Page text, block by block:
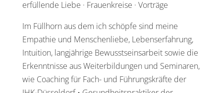
erfüllende Liebe · Frauenkreise · Vorträge
Im Füllhorn aus dem ich schöpfe sind meine
Empathie und Menschenliebe, Lebenserfahrung,
Intuition, langjährige Bewusstseinsarbeit sowie die
Erkenntnisse aus Weiterbildungen und Seminaren,
wie Coaching für Fach- und Führungskräfte der